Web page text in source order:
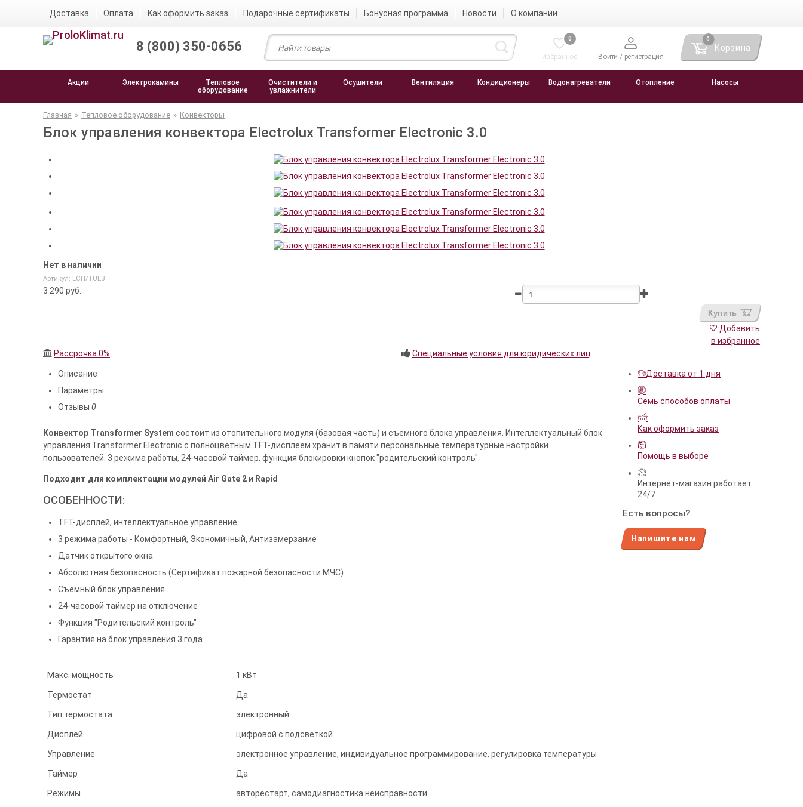
Доставка Оплата Как оформить заказ Подарочные сертификаты Бонусная программа Новости О компании
8 (800) 350-0656
0
Избранное Войти / регистрация
0
Корзина
Акции Электрокамины
Тепловое
оборудование
Очистители и
увлажнители
Осушители Вентиляция Кондиционеры Водонагреватели Отопление Насосы
Главная » Тепловое оборудование » Конвекторы
Блок управления конвектора Electrolux Transformer Electronic 3.0
Нет в наличии
Артикул: ECH/TUE3
3 290 руб.
Купить
Добавить
в избранное
Рассрочка 0%
Специальные условия для юридических лиц
Доставка от 1 дня
Семь способов оплаты
Как оформить заказ
Помощь в выборе
Интернет-магазин работает
24/7
Есть вопросы?
Напишите нам
Описание
Параметры
Отзывы 0
Конвектор Transformer System состоит из отопительного модуля (базовая часть) и съемного блока управления. Интеллектуальный блок
управления Transformer Electronic с полноцветным TFT-дисплеем хранит в памяти персональные температурные настройки
пользователей. 3 режима работы, 24-часовой таймер, функция блокировки кнопок "родительский контроль".
Подходит для комплектации модулей Air Gate 2 и Rapid
ОСОБЕННОСТИ:
TFT-дисплей, интеллектуальное управление
3 режима работы - Комфортный, Экономичный, Антизамерзание
Датчик открытого окна
Абсолютная безопасность (Сертификат пожарной безопасности МЧС)
Съемный блок управления
24-часовой таймер на отключение
Функция "Родительский контроль"
Гарантия на блок управления 3 года
Макс. мощность 1 кВт
Термостат Да
Тип термостата электронный
Дисплей цифровой с подсветкой
Управление электронное управление, индивидуальное программирование, регулировка температуры
Таймер Да
Режимы авторестарт, самодиагностика неисправности